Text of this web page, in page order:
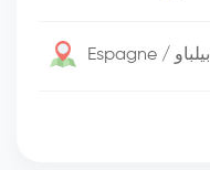
Espagne / بيلباو